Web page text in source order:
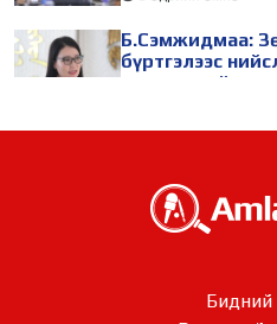
Б.Сэмжидмаа:
бүртгэлээс
эрхлэгчдийг
төсвийн
сонсгол зохион
УИХ-ын дарга
Бидний